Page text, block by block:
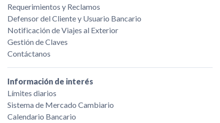
Requerimientos y Reclamos
Defensor del Cliente y Usuario Bancario
Notificación de Viajes al Exterior
Gestión de Claves
Contáctanos
Información de interés
Límites diarios
Sistema de Mercado Cambiario
Calendario Bancario